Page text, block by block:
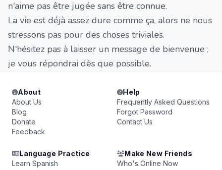
n'aime pas être jugée sans être connue.
La vie est déjà assez dure comme ça, alors ne nous
stressons pas pour des choses triviales.
N'hésitez pas à laisser un message de bienvenue ;
je vous répondrai dès que possible.
About
About Us
Blog
Donate
Feedback
Help
Frequently Asked Questions
Forgot Password
Contact Us
Language Practice
Learn Spanish
Make New Friends
Who's Online Now